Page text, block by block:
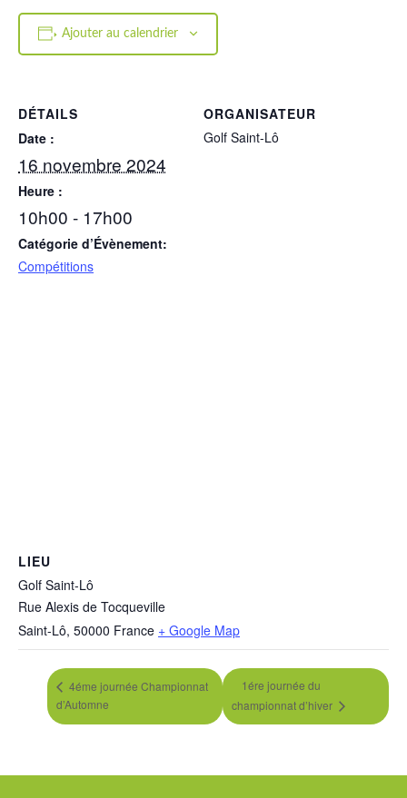
Ajouter au calendrier
DÉTAILS
Date :
16 novembre 2024
Heure :
10h00 - 17h00
Catégorie d’Évènement:
Compétitions
ORGANISATEUR
Golf Saint-Lô
LIEU
Golf Saint-Lô
Rue Alexis de Tocqueville
Saint-Lô, 50000 France + Google Map
4éme journée Championnat
d’Automne
1ére journée du
championnat d’hiver